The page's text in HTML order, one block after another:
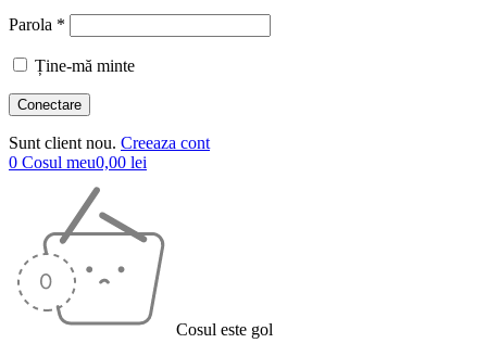
Parola *
Ține-mă minte
Sunt client nou. Creeaza cont
0 Cosul meu0,00 lei
Cosul este gol